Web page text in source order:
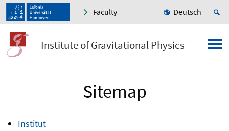
Faculty Deutsch
Institute of Gravitational Physics
Sitemap
Institut